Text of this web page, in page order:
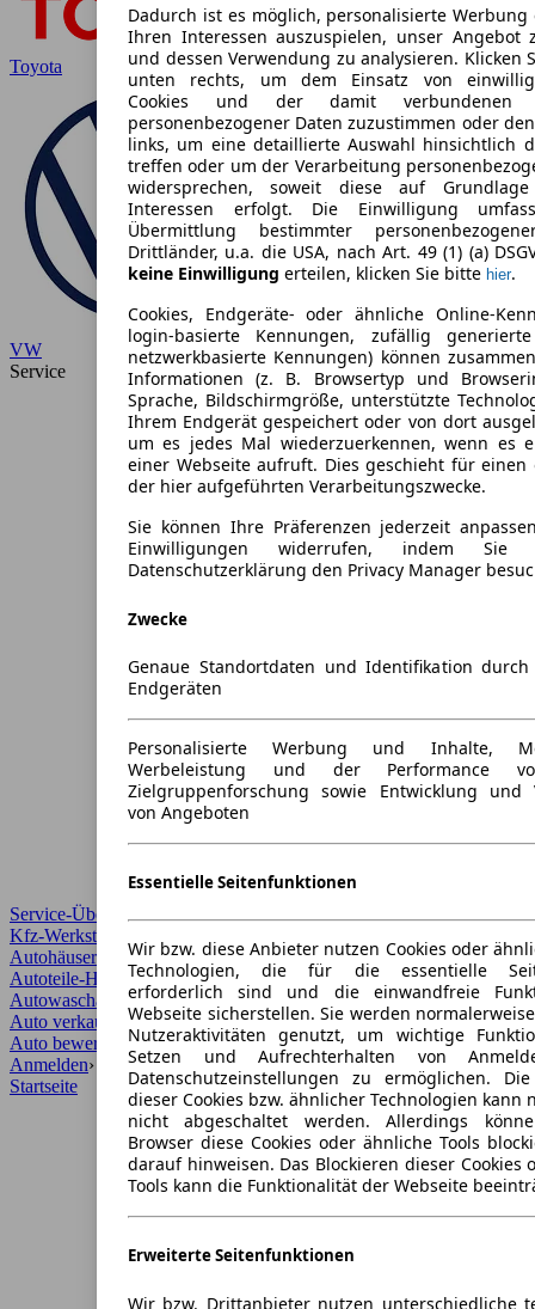
Toyota
VW
Service
Service-Übersicht
Kfz-Werkstätten
Autohäuser und Händler
Autoteile-Händler
Autowaschanlagen
Auto verkaufen ›
Auto bewerten
Anmelden›
Dadurch ist es möglich, personalisierte Werbung
Ihren Interessen auszuspielen, unser Angebot
und dessen Verwendung zu analysieren. Klicken
unten rechts, um dem Einsatz von
Cookies und der damit verbundenen
personenbezogener Daten zuzustimmen oder
links, um eine detaillierte Auswahl hinsichtlich
treffen oder um der Verarbeitung
widersprechen, soweit diese auf
Interessen erfolgt. Die Einwilligung
Übermittlung bestimmter
Drittländer, u.a. die USA, nach Art. 49 (1) (a)
keine Einwilligung erteilen, klicken Sie bitte hier.
Cookies, Endgeräte- oder ähnliche Online-
login-basierte Kennungen, zufällig
netzwerkbasierte Kennungen) können
Informationen (z. B. Browsertyp und
Sprache, Bildschirmgröße, unterstützte
Ihrem Endgerät gespeichert oder von dort
um es jedes Mal wiederzuerkennen, wenn es
einer Webseite aufruft. Dies geschieht für einen
der hier aufgeführten Verarbeitungszwecke.
Sie können Ihre Präferenzen jederzeit
Einwilligungen widerrufen, indem
Datenschutzerklärung den Privacy Manager
Zwecke
Genaue Standortdaten und Identifikation durch
Endgeräten
Personalisierte Werbung und Inhalte,
Werbeleistung und der Performance
Zielgruppenforschung sowie Entwicklung und
von Angeboten
Essentielle Seitenfunktionen
Wir bzw. diese Anbieter nutzen Cookies oder
Technologien, die für die essentielle
erforderlich sind und die einwandfreie
Webseite sicherstellen. Sie werden
Nutzeraktivitäten genutzt, um wichtige
Setzen und Aufrechterhalten von
Datenschutzeinstellungen zu ermöglichen.
dieser Cookies bzw. ähnlicher Technologien kann
nicht abgeschaltet werden. Allerdings
Browser diese Cookies oder ähnliche Tools
darauf hinweisen. Das Blockieren dieser Cookies
Tools kann die Funktionalität der Webseite
Erweiterte Seitenfunktionen
Wir bzw. Drittanbieter nutzen unterschiedliche
Startseite